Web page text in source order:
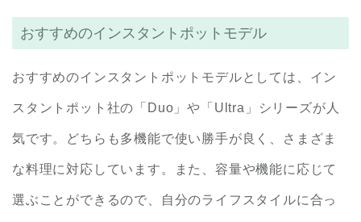
おすすめのインスタントポットモデル
おすすめのインスタントポットモデルとしては、イン
スタントポット社の「Duo」や「Ultra」シリーズが人
気です。どちらも多機能で使い勝手が良く、さまざま
な料理に対応しています。また、容量や機能に応じて
選ぶことができるので、自分のライフスタイルに合っ